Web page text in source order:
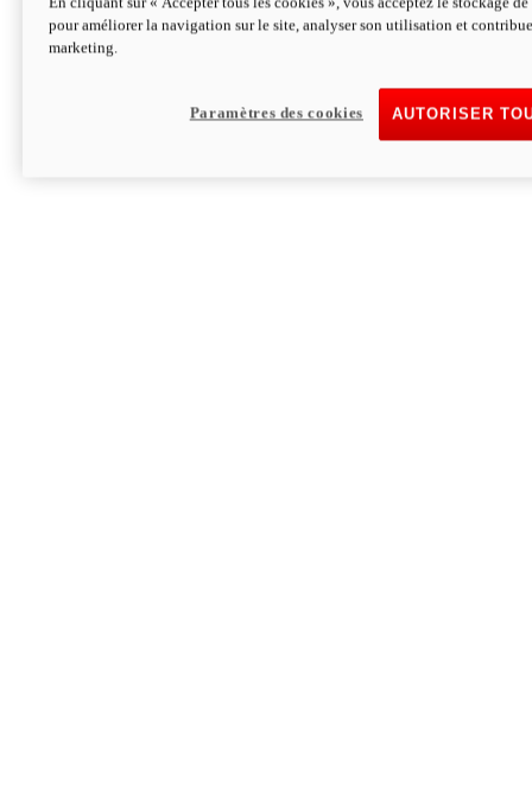
Hypermotard V2 SP 100
Découvrez-le
pour améliorer la navigation sur le site, analyser son utilisation et
marketing.
AUTORISER
Paramètres des cookies